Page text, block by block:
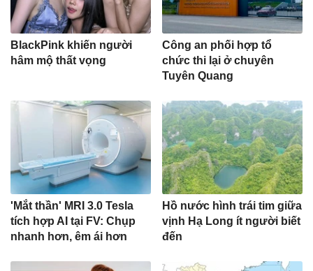
BlackPink khiến người
hâm mộ thất vọng
Công an phối hợp tổ
chức thi lại ở chuyên
Tuyên Quang
'Mắt thần' MRI 3.0 Tesla
tích hợp AI tại FV: Chụp
nhanh hơn, êm ái hơn
Hồ nước hình trái tim giữa
vịnh Hạ Long ít người biết
đến